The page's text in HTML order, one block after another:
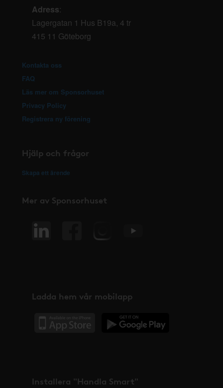
Adress:
Lagergatan 1 Hus B19a, 4 tr
415 11 Göteborg
Kontakta oss
FAQ
Läs mer om Sponsorhuset
Privacy Policy
Registrera ny förening
Hjälp och frågor
Skapa ett ärende
Mer av Sponsorhuset
Ladda hem vår mobilapp
Installera "Handla Smart"